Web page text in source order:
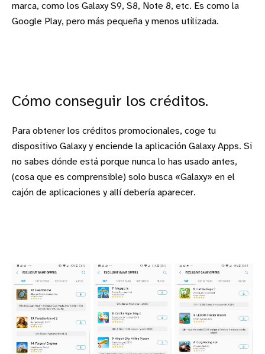
marca, como los Galaxy S9, S8, Note 8, etc. Es como la
Google Play, pero más pequeña y menos utilizada.
Cómo conseguir los créditos.
Para obtener los créditos promocionales, coge tu
dispositivo Galaxy y enciende la aplicación Galaxy Apps. Si
no sabes dónde está porque nunca lo has usado antes,
(cosa que es comprensible) solo busca «Galaxy» en el
cajón de aplicaciones y allí debería aparecer.